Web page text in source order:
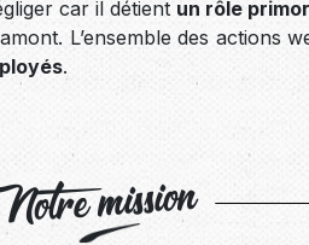
car il détient un rôle
L’ensemble des actions
.
mission